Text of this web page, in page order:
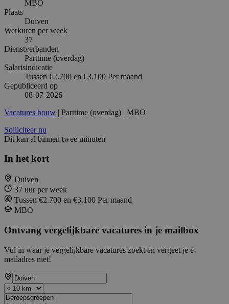
MBO
Plaats
Duiven
Werkuren per week
37
Dienstverbanden
Parttime (overdag)
Salarisindicatie
Tussen €2.700 en €3.100 Per maand
Gepubliceerd op
08-07-2026
Vacatures bouw | Parttime (overdag) | MBO
Solliciteer nu
Dit kan al binnen twee minuten
In het kort
Duiven
37 uur per week
Tussen €2.700 en €3.100 Per maand
MBO
Ontvang vergelijkbare vacatures in je mailbox
Vul in waar je vergelijkbare vacatures zoekt en vergeet je e-
mailadres niet!